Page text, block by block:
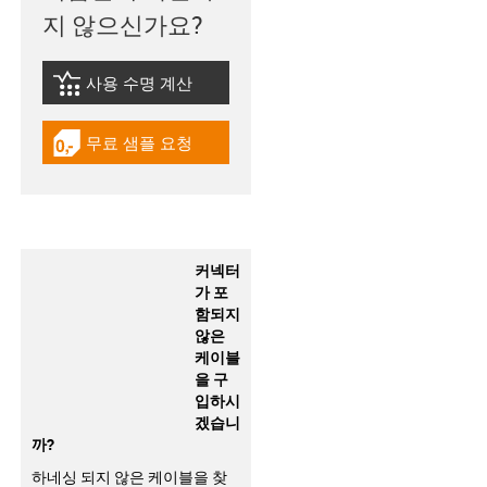
지 않으신가요?
igus-icon-lebensdauerrechner
사용 수명 계산
igus-icon-gratismuster
무료 샘플 요청
커넥터
가 포
함되지
않은
케이블
을 구
입하시
겠습니
까?
하네싱 되지 않은 케이블을 찾